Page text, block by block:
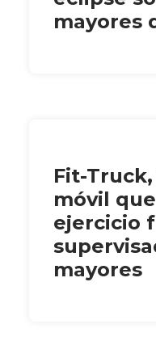
mayores
Fit-
móvil
ejercicio
mayores